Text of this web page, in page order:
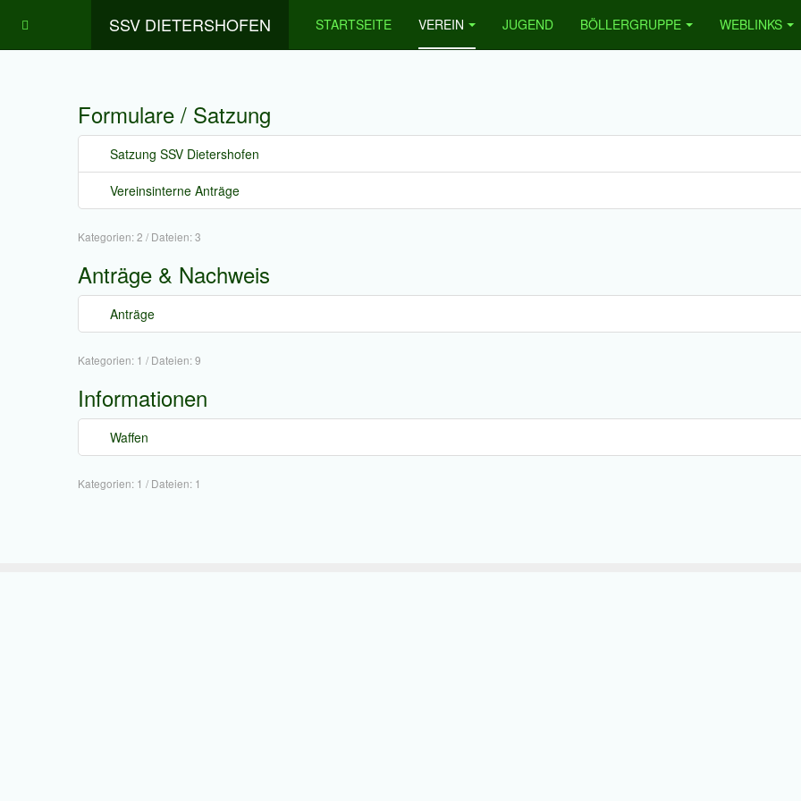
SSV DIETERSHOFEN STARTSEITE VEREIN JUGEND BÖLLERGRUPPE WEBLINKS
Formulare / Satzung
Satzung SSV Dietershofen
Vereinsinterne Anträge
Kategorien: 2 / Dateien: 3
Anträge & Nachweis
Anträge
Kategorien: 1 / Dateien: 9
Informationen
Waffen
Kategorien: 1 / Dateien: 1